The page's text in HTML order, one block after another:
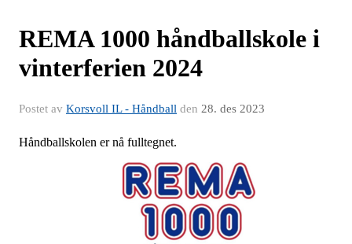
REMA 1000 håndballskole i
vinterferien 2024
Postet av Korsvoll IL - Håndball den 28. des 2023
Håndballskolen er nå fulltegnet.